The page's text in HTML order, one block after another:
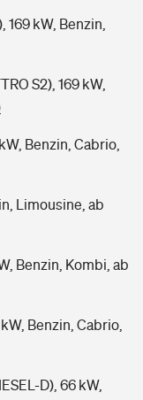
169 kW, Benzin,
S2), 169 kW,
Benzin, Cabrio,
Limousine, ab
Benzin, Kombi, ab
Benzin, Cabrio,
D), 66 kW,